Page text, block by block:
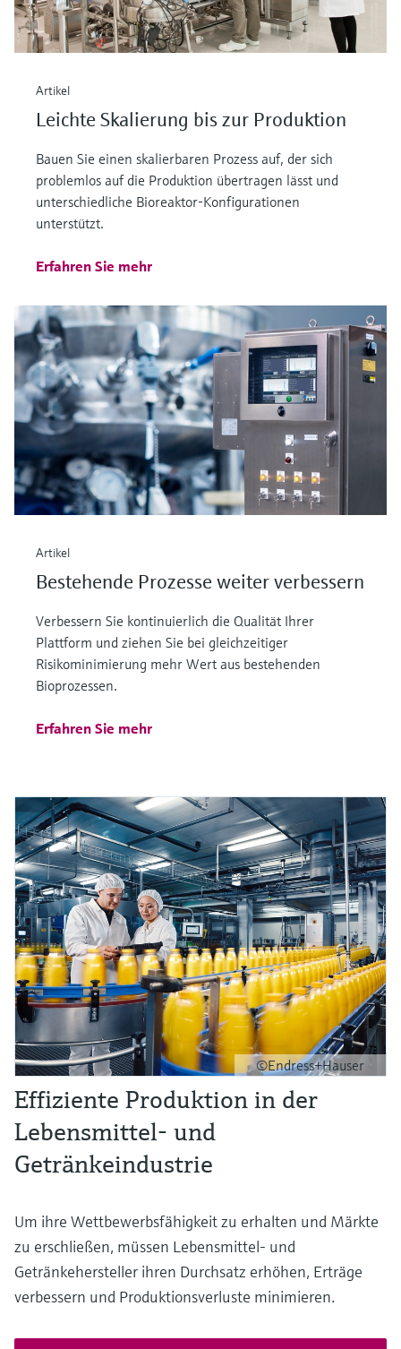
Artikel
Leichte Skalierung bis zur Produktion
Bauen Sie einen skalierbaren Prozess auf, der sich
problemlos auf die Produktion übertragen lässt und
unterschiedliche Bioreaktor-Konfigurationen
unterstützt.
Erfahren Sie mehr
Artikel
Bestehende Prozesse weiter verbessern
Verbessern Sie kontinuierlich die Qualität Ihrer
Plattform und ziehen Sie bei gleichzeitiger
Risikominimierung mehr Wert aus bestehenden
Bioprozessen.
Erfahren Sie mehr
©Endress+Hauser
Effiziente Produktion in der
Lebensmittel- und
Getränkeindustrie
Um ihre Wettbewerbsfähigkeit zu erhalten und Märkte
zu erschließen, müssen Lebensmittel- und
Getränkehersteller ihren Durchsatz erhöhen, Erträge
verbessern und Produktionsverluste minimieren.